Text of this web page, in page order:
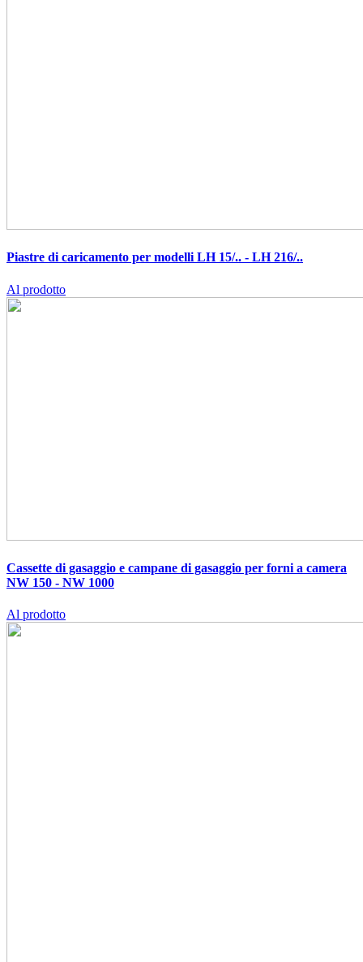
Piastre di caricamento per modelli LH 15/.. - LH 216/..
Al prodotto
Cassette di gasaggio e campane di gasaggio per forni a camera
NW 150 - NW 1000
Al prodotto